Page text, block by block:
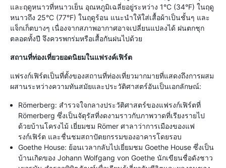
และฤดูหนาวที่หนาวเย็น อุณหภูมิเฉลี่ยอยู่ระหว่าง 1°C (34°F) ในฤดู
หนาวถึง 25°C (77°F) ในฤดูร้อน แนะนำให้ใส่เสื้อผ้าเป็นชั้นๆ และ
แจ็กเก็ตบางๆ เนื่องจากสภาพอากาศอาจเปลี่ยนแปลงได้ ฝนตกชุก
ตลอดทั้งปี จึงควรพกร่มหรือเสื้อกันฝนไปด้วย
สถานที่ท่องเที่ยวยอดนิยมในแฟรงค์เฟิร์ต
แฟรงก์เฟิร์ตเป็นที่ตั้งของสถานที่ท่องเที่ยวมากมายที่แสดงถึงการผสม
ผสานระหว่างความทันสมัยและประวัติศาสตร์อันเป็นเอกลักษณ์:
Römerberg: สำรวจใจกลางประวัติศาสตร์ของแฟรงก์เฟิร์ตที่
Römerberg ซึ่งเป็นจัตุรัสที่งดงามราวกับภาพวาดที่เรียงรายไป
ด้วยบ้านโครงไม้ เยี่ยมชม Römer ศาลาว่าการเมืองของแฟ
รงก์เฟิร์ต และชื่นชมสถาปัตยกรรมของอาคารโดยรอบ
Goethe House: ย้อนเวลากลับไปเยี่ยมชม Goethe House ซึ่งเป็น
บ้านเกิดของ Johann Wolfgang von Goethe นักเขียนชื่อดังชาว